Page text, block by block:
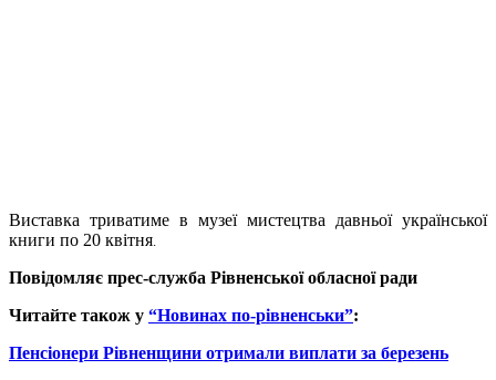
Виставка триватиме в музеї мистецтва давньої української
книги по 20 квітня.
Повідомляє прес-служба Рівненської обласної ради
Читайте також у “Новинах по-рівненськи”:
Пенсіонери Рівненщини отримали виплати за березень